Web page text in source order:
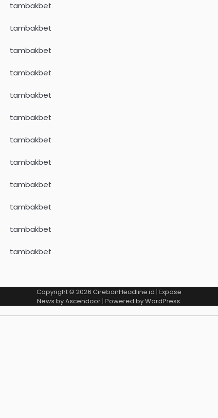
tambakbet
tambakbet
tambakbet
tambakbet
tambakbet
tambakbet
tambakbet
tambakbet
tambakbet
tambakbet
tambakbet
tambakbet
Copyright © 2026 CirebonHeadline.id | Expose
News byAscendoor| Powered byWordPress.